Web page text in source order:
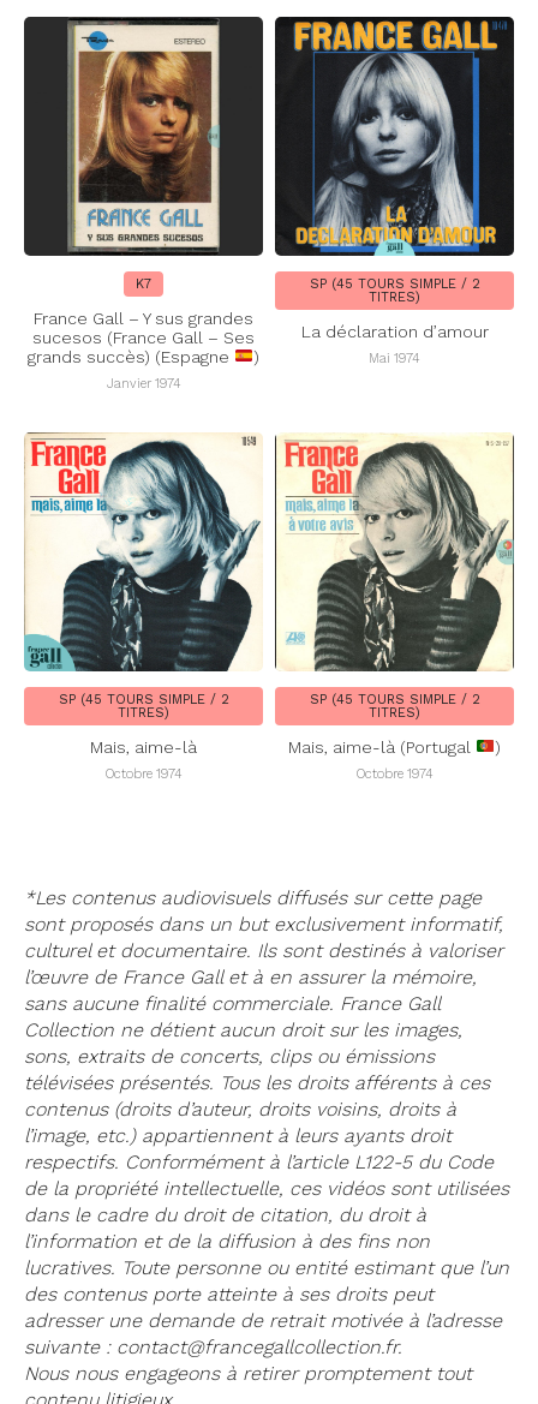
K7
France Gall – Y sus grandes
sucesos (France Gall – Ses
grands succès) (Espagne
)
Janvier 1974
SP (45 TOURS SIMPLE / 2
TITRES)
La déclaration d’amour
Mai 1974
SP (45 TOURS SIMPLE / 2
TITRES)
Mais, aime-là
Octobre 1974
SP (45 TOURS SIMPLE / 2
TITRES)
Mais, aime-là (Portugal )
Octobre 1974
*Les contenus audiovisuels diffusés sur cette page
sont proposés dans un but exclusivement informatif,
culturel et documentaire. Ils sont destinés à valoriser
l’œuvre de France Gall et à en assurer la mémoire,
sans aucune finalité commerciale. France Gall
Collection ne détient aucun droit sur les images,
sons, extraits de concerts, clips ou émissions
télévisées présentés. Tous les droits afférents à ces
contenus (droits d’auteur, droits voisins, droits à
l’image, etc.) appartiennent à leurs ayants droit
respectifs. Conformément à l’article L122-5 du Code
de la propriété intellectuelle, ces vidéos sont utilisées
dans le cadre du droit de citation, du droit à
l’information et de la diffusion à des fins non
lucratives. Toute personne ou entité estimant que l’un
des contenus porte atteinte à ses droits peut
adresser une demande de retrait motivée à l’adresse
suivante : contact@francegallcollection.fr.
Nous nous engageons à retirer promptement tout